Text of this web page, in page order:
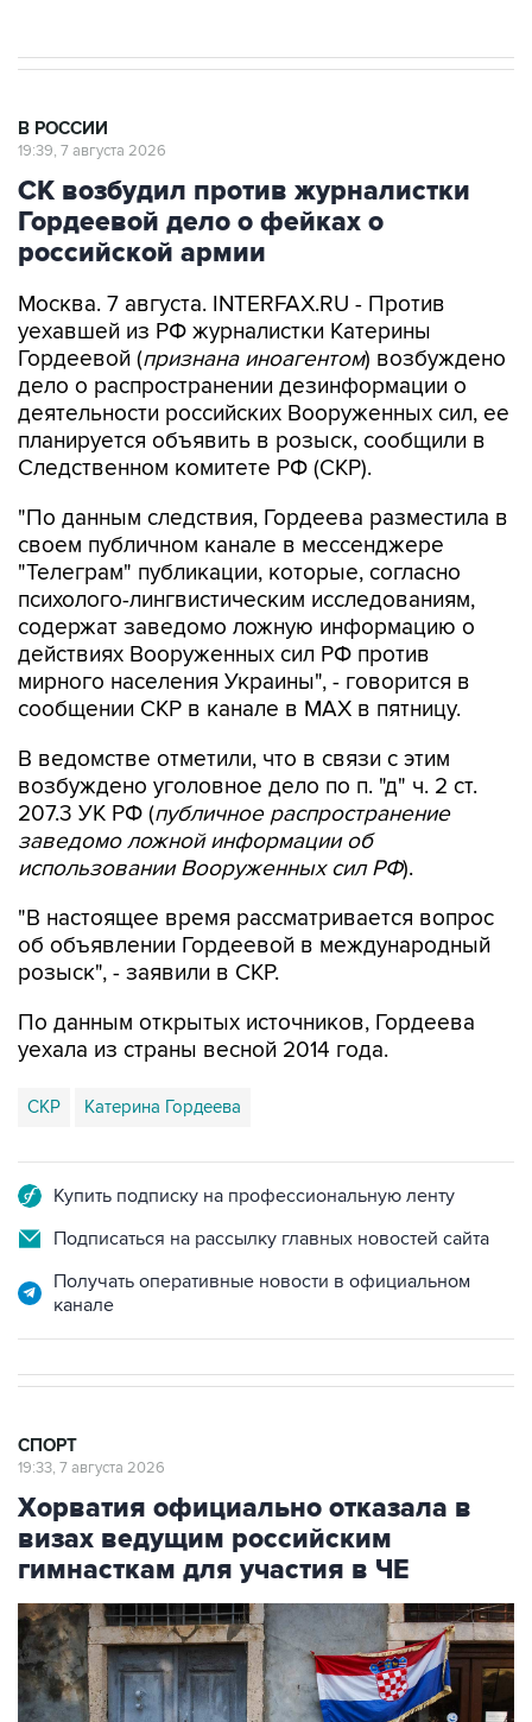
В РОССИИ
19:39, 7 августа 2026
СК возбудил против журналистки
Гордеевой дело о фейках о
российской армии
Москва. 7 августа. INTERFAX.RU - Против
уехавшей из РФ журналистки Катерины
Гордеевой (признана иноагентом) возбуждено
дело о распространении дезинформации о
деятельности российских Вооруженных сил, ее
планируется объявить в розыск, сообщили в
Следственном комитете РФ (СКР).
"По данным следствия, Гордеева разместила в
своем публичном канале в мессенджере
"Телеграм" публикации, которые, согласно
психолого-лингвистическим исследованиям,
содержат заведомо ложную информацию о
действиях Вооруженных сил РФ против
мирного населения Украины", - говорится в
сообщении СКР в канале в MAX в пятницу.
В ведомстве отметили, что в связи с этим
возбуждено уголовное дело по п. "д" ч. 2 ст.
207.3 УК РФ (публичное распространение
заведомо ложной информации об
использовании Вооруженных сил РФ).
"В настоящее время рассматривается вопрос
об объявлении Гордеевой в международный
розыск", - заявили в СКР.
По данным открытых источников, Гордеева
уехала из страны весной 2014 года.
СКР Катерина Гордеева
Купить подписку на профессиональную ленту
Подписаться на рассылку главных новостей сайта
Получать оперативные новости в официальном
канале
СПОРТ
19:33, 7 августа 2026
Хорватия официально отказала в
визах ведущим российским
гимнасткам для участия в ЧЕ